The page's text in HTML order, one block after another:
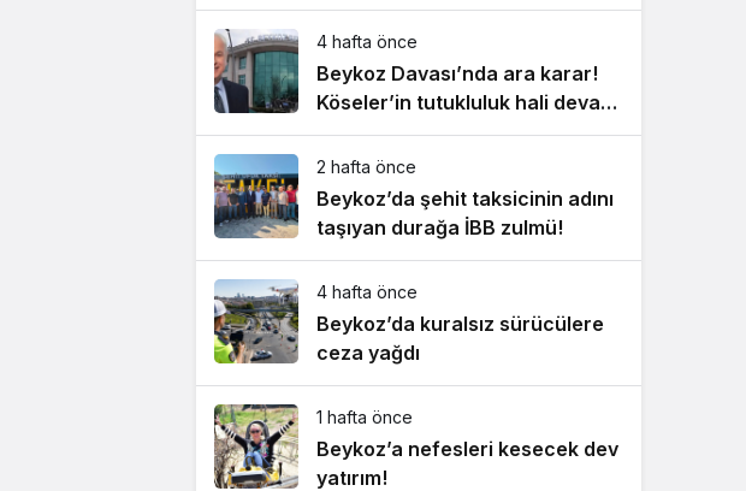
4 hafta önce
Beykoz Davası’nda ara karar!
Köseler’in tutukluluk hali devam
ediyor!
2 hafta önce
Beykoz’da şehit taksicinin adını
taşıyan durağa İBB zulmü!
4 hafta önce
Beykoz’da kuralsız sürücülere
ceza yağdı
1 hafta önce
Beykoz’a nefesleri kesecek dev
yatırım!